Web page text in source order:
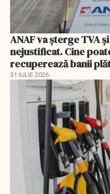
ANAF va șterge TVA
nejustificat. Cine
recuperează banii
31 IULIE 2026